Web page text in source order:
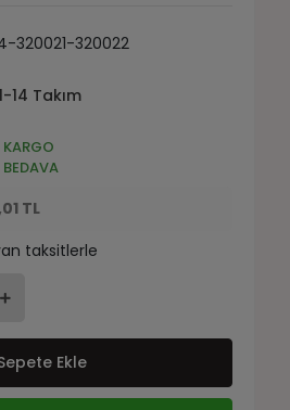
320021-320022
14 Takım
KARGO
BEDAVA
TL
taksitlerle
Ekle